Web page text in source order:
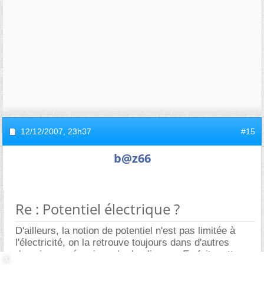
12/12/2007, 23h37 #15
b@z66
Re : Potentiel électrique ?
D'ailleurs, la notion de potentiel n'est pas limitée à
l'électricité, on la retrouve toujours dans d'autres
domaines: mécanique, hydraulique,... En fait, cette